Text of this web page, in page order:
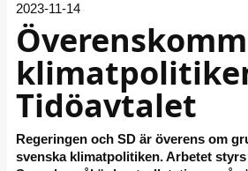
2023-11-14
Tidöavtalet
Regeringen och SD är överens om
svenska klimatpolitiken. Arbetet